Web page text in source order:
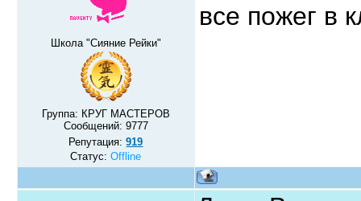
Школа "Сияние Рейки"
Группа: КРУГ МАСТЕРОВ
Сообщений: 9777
Репутация:919
Статус:Offline
все пожег в